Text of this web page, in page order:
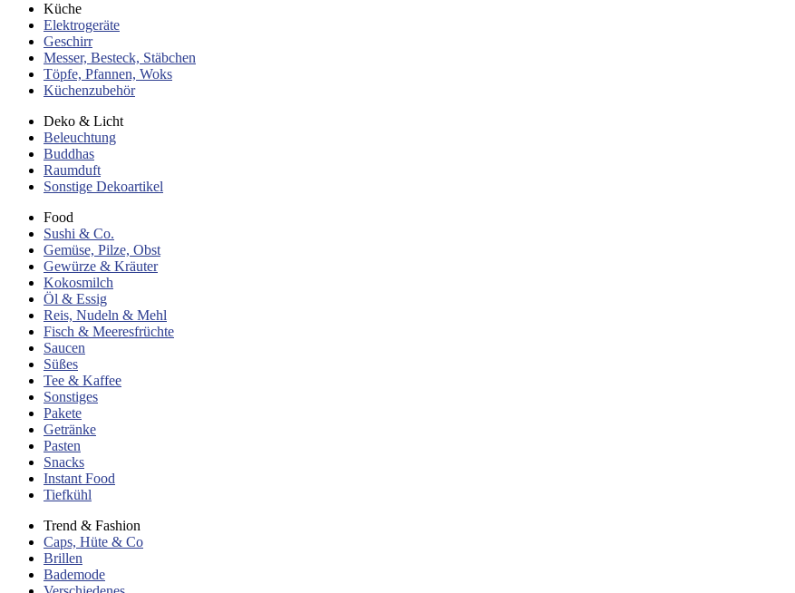
Küche
Elektrogeräte
Geschirr
Messer, Besteck, Stäbchen
Töpfe, Pfannen, Woks
Küchenzubehör
Deko & Licht
Beleuchtung
Buddhas
Raumduft
Sonstige Dekoartikel
Food
Sushi & Co.
Gemüse, Pilze, Obst
Gewürze & Kräuter
Kokosmilch
Öl & Essig
Reis, Nudeln & Mehl
Fisch & Meeresfrüchte
Saucen
Süßes
Tee & Kaffee
Sonstiges
Pakete
Getränke
Pasten
Snacks
Instant Food
Tiefkühl
Trend & Fashion
Caps, Hüte & Co
Brillen
Bademode